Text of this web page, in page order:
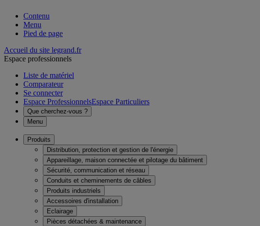
Contenu
Menu
Pied de page
Accueil du site legrand.fr
Espace professionnels
Liste de matériel
Comparateur
Se connecter
Espace ProfessionnelsEspace Particuliers
Que cherchez-vous ?
Menu
Produits
Distribution, protection et gestion de l'énergie
Appareillage, maison connectée et pilotage du bâtiment
Sécurité, communication et réseau
Conduits et cheminements de câbles
Produits industriels
Accessoires d'installation
Eclairage
Pièces détachées & maintenance